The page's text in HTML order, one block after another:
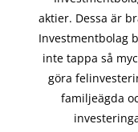
aktier. Dessa är
Investmentbolag
inte tappa så
göra
familjeägda